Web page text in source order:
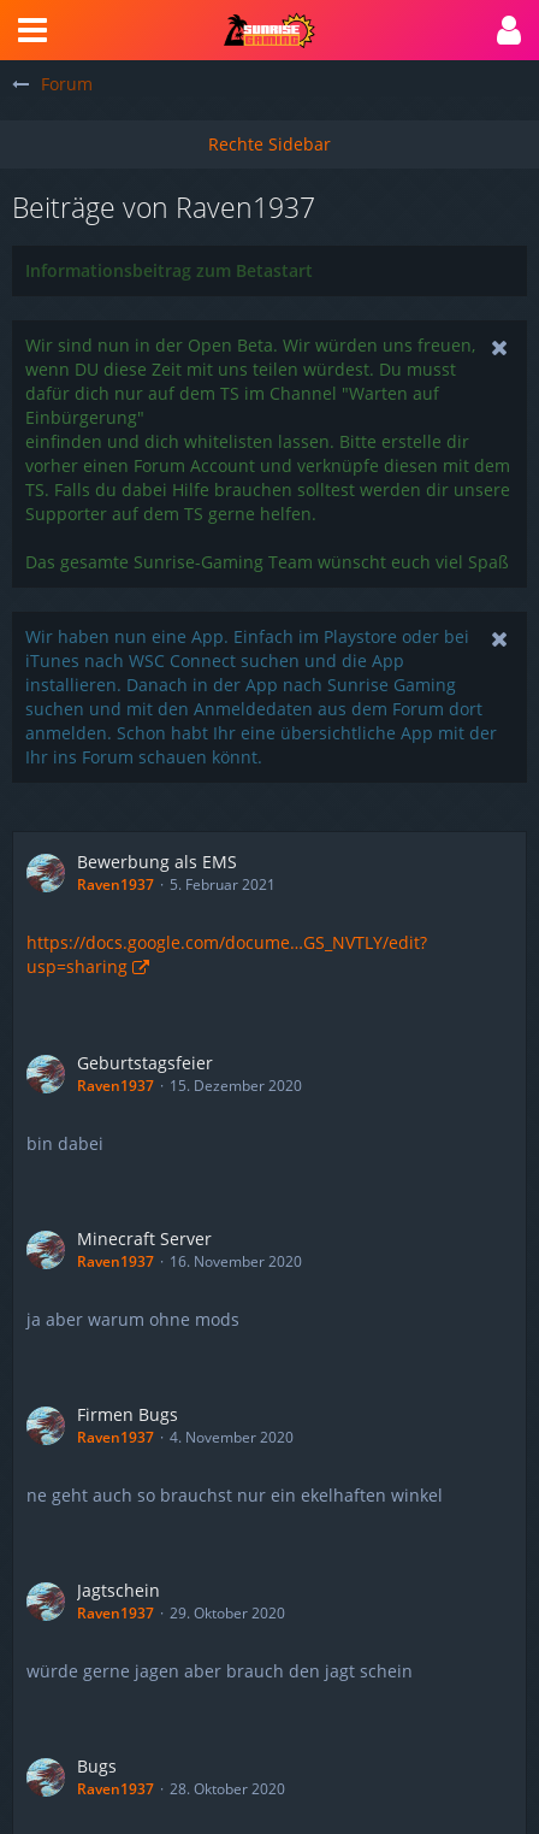
Forum
Beiträge von Raven1937
Informationsbeitrag zum Betastart
Wir sind nun in der Open Beta. Wir würden uns freuen,
wenn DU diese Zeit mit uns teilen würdest. Du musst
dafür dich nur auf dem TS im Channel "Warten auf
Einbürgerung"
einfinden und dich whitelisten lassen. Bitte erstelle dir
vorher einen Forum Account und verknüpfe diesen mit dem
TS. Falls du dabei Hilfe brauchen solltest werden dir unsere
Supporter auf dem TS gerne helfen.
Das gesamte Sunrise-Gaming Team wünscht euch viel Spaß
Wir haben nun eine App. Einfach im Playstore oder bei
iTunes nach WSC Connect suchen und die App
installieren. Danach in der App nach Sunrise Gaming
suchen und mit den Anmeldedaten aus dem Forum dort
anmelden. Schon habt Ihr eine übersichtliche App mit der
Ihr ins Forum schauen könnt.
Bewerbung als EMS
Raven1937 5. Februar 2021
https://docs.google.com/docume…GS_NVTLY/edit?
usp=sharing
Geburtstagsfeier
Raven1937 15. Dezember 2020
bin dabei
Minecraft Server
Raven1937 16. November 2020
ja aber warum ohne mods
Firmen Bugs
Raven1937 4. November 2020
ne geht auch so brauchst nur ein ekelhaften winkel
Jagtschein
Raven1937 29. Oktober 2020
würde gerne jagen aber brauch den jagt schein
Bugs
Raven1937 28. Oktober 2020